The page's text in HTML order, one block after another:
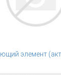
элемент